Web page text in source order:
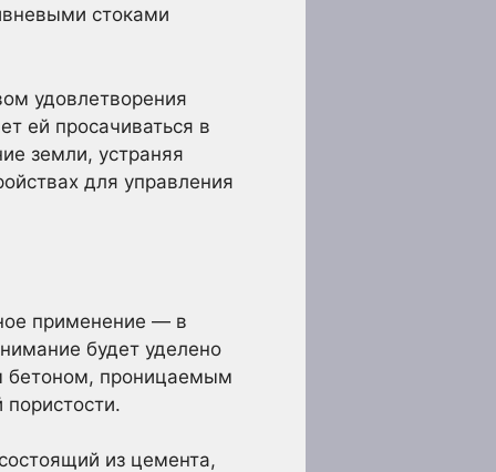
стоками
удовлетворения
ей просачиваться в
земли, устраняя
для управления
применение — в
будет уделено
бетоном, проницаемым
из цемента,